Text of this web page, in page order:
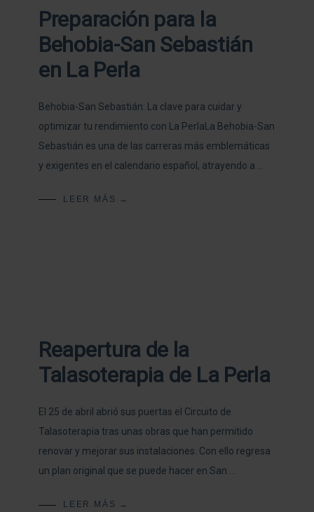
Preparación para la
Behobia-San Sebastián
en La Perla
Behobia-San Sebastián: La clave para cuidar y
optimizar tu rendimiento con La PerlaLa Behobia-San
Sebastián es una de las carreras más emblemáticas
y exigentes en el calendario español, atrayendo a …
LEER MÁS →
Reapertura de la
Talasoterapia de La Perla
El 25 de abril abrió sus puertas el Circuito de
Talasoterapia tras unas obras que han permitido
renovar y mejorar sus instalaciones. Con ello regresa
un plan original que se puede hacer en San …
LEER MÁS →